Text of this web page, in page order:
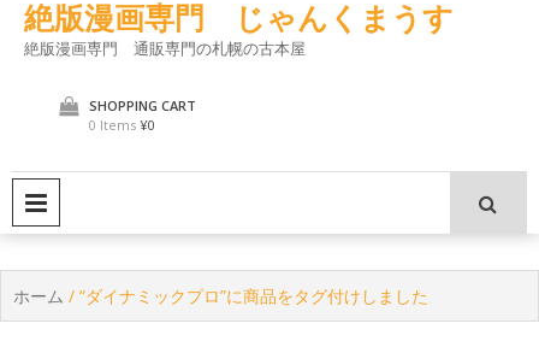
絶版漫画専門 じゃんくまうす
絶版漫画専門 通販専門の札幌の古本屋
SHOPPING CART
0 Items ¥0
ホーム / “ダイナミックプロ”に商品をタグ付けしました